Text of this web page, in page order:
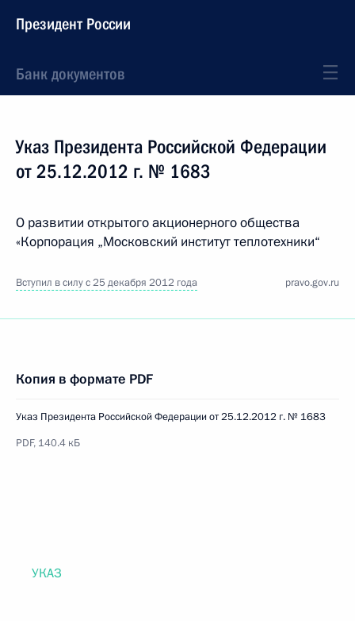
Президент России
Банк документов
Указ Президента Российской Федерации
от 25.12.2012 г. № 1683
О развитии открытого акционерного общества
«Корпорация „Московский институт теплотехники“
Вступил в силу с 25 декабря 2012 года pravo.gov.ru
Копия в формате PDF
Указ Президента Российской Федерации от 25.12.2012 г. № 1683
PDF, 140.4 кБ
УКАЗ